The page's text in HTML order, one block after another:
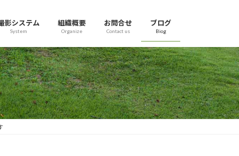
影システム
System
組織概要
Organize
お問合せ
Contact us
ブログ
Biog